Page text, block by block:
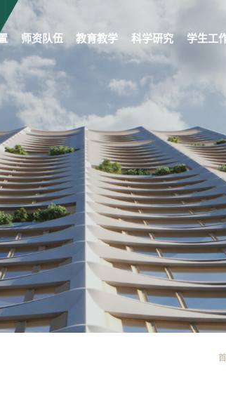
师资队伍 教育教学 科学研究 学生工